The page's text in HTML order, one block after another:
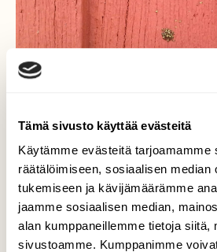
Tämä sivusto käyttää evästeitä
Käytämme evästeitä tarjoamamme
räätälöimiseen, sosiaalisen median
tukemiseen ja kävijämäärämme
jaamme sosiaalisen median,
alan kumppaneillemme tietoja siitä,
sivustoamme. Kumppanimme
"Mini"-